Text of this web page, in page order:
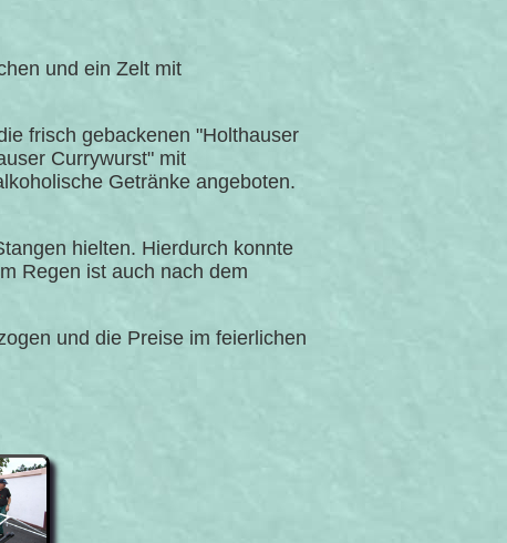
und ein Zelt mit
frisch gebackenen "Holthauser
Currywurst" mit
Getränke angeboten.
hielten. Hierdurch konnte
Regen ist auch nach dem
und die Preise im feierlichen